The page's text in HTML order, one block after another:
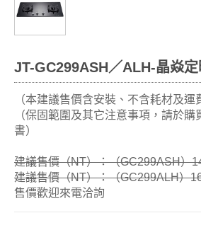
JT-GC299ASH／ALH-晶焱
（本建議售價含安裝、不含耗材及運
（保固範圍及其它注意事項，請於購
書）
建議售價（NT）：（GC299ASH）
建議售價（NT）：（GC299ALH）
售價歡迎來電洽詢